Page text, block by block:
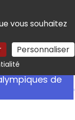
vous souhaitez
Personnaliser
Rechercher
de